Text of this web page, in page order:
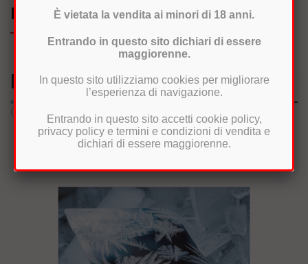
REVIEWS
Prodotti correlati
(Ci sono 16 altri prodotti della stessa categoria)
È vietata la vendita ai minori di 18 anni.
Entrando in questo sito dichiari di essere
maggiorenne.
In questo sito utilizziamo cookies per migliorare
l’esperienza di navigazione.
Entrando in questo sito accetti cookie policy,
privacy policy e termini e condizioni di vendita e
dichiari di essere maggiorenne.